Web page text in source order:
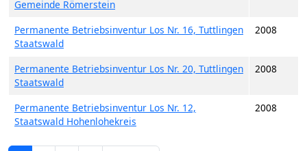
Gemeinde Römerstein
Permanente Betriebsinventur Los Nr. 16, Tuttlingen
Staatswald
2008
Permanente Betriebsinventur Los Nr. 20, Tuttlingen
Staatswald
2008
Permanente Betriebsinventur Los Nr. 12,
Staatswald Hohenlohekreis
2008